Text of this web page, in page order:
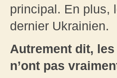
principal. En plus,
dernier Ukrainien.
Autrement dit,
n’ont pas